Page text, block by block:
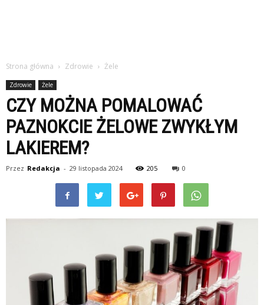
Strona główna Zdrowie Żele
Zdrowie Żele
CZY MOŻNA POMALOWAĆ
PAZNOKCIE ŻELOWE ZWYKŁYM
LAKIEREM?
Przez Redakcja - 29 listopada 2024 205 0